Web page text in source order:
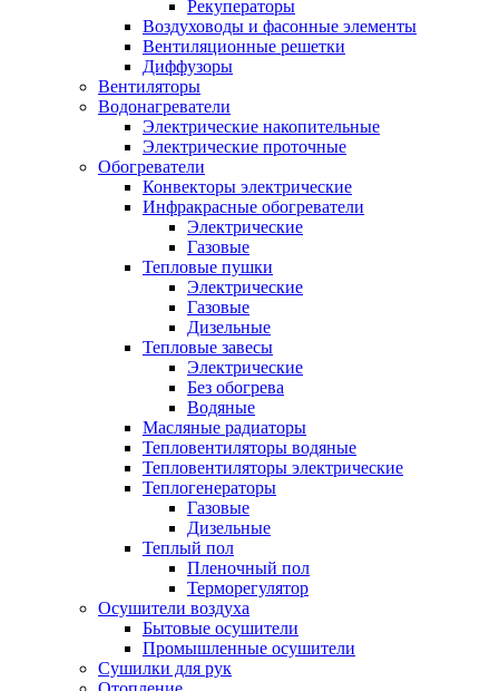
Рекуператоры
Воздуховоды и фасонные элементы
Вентиляционные решетки
Диффузоры
Вентиляторы
Водонагреватели
Электрические накопительные
Электрические проточные
Обогреватели
Конвекторы электрические
Инфракрасные обогреватели
Электрические
Газовые
Тепловые пушки
Электрические
Газовые
Дизельные
Тепловые завесы
Электрические
Без обогрева
Водяные
Масляные радиаторы
Тепловентиляторы водяные
Тепловентиляторы электрические
Теплогенераторы
Газовые
Дизельные
Теплый пол
Пленочный пол
Терморегулятор
Осушители воздуха
Бытовые осушители
Промышленные осушители
Сушилки для рук